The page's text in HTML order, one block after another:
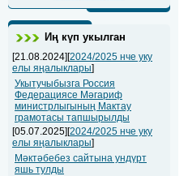
Иң күп укылган
[21.08.2024][2024/2025 нче уку
елы яңалыклары]
Укытучыбызга Россия
Федерациясе Мәгариф
министрлыгының Мактау
грамотасы тапшырылды
[05.07.2025][2024/2025 нче уку
елы яңалыклары]
Мәктәбебез сайтына ундүрт
яшь тулды